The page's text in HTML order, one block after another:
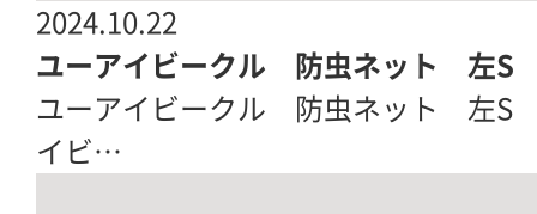
2024.10.22
ユーアイビークル 防虫ネット 左S
ユーアイビークル 防虫ネット 左S
イビ…